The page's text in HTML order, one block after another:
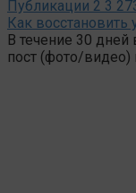
Публикации 2 3
Как восстановить
В течение 30
пост (фото/видео)